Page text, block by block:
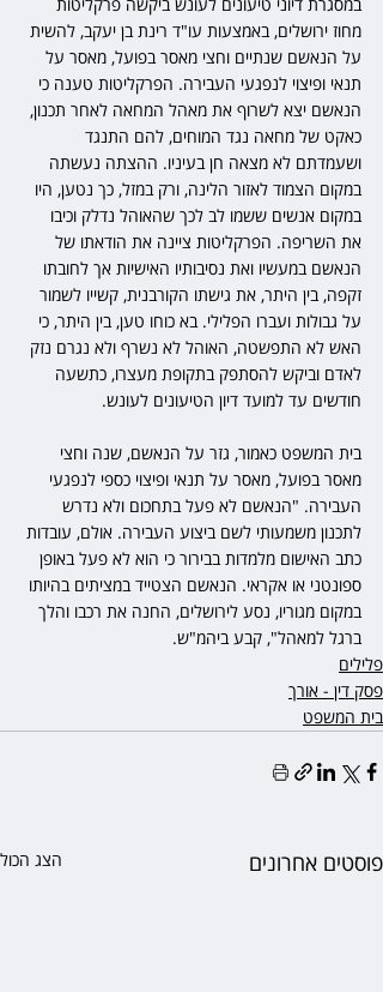
מחוז ירושלים, באמצעות עו"ד רינת בן יעקב, להשית
על הנאשם שנתיים וחצי מאסר בפועל, מאסר על
תנאי ופיצוי לנפגעי העבירה. הפרקליטות טענה כי
הנאשם יצא לשרוף את מאהל המחאה לאחר תכנון,
כאקט של מחאה נגד המוחים, להם התנגד
ושעמדתם לא מצאה חן בעיניו. ההצתה נעשתה
במקום הצמוד לאזור הלינה, ורק במזל, כך נטען, היו
במקום אנשים ששמו לב לכך שהאוהל נדלק וכיבו
את השריפה. הפרקליטות ציינה את הודאתו של
הנאשם במעשיו ואת נסיבותיו האישיות אך לחובתו
זקפה, בין היתר, את גישתו הקורבנית, קשייו לשמור
על גבולות ועברו הפלילי. בא כוחו טען, בין היתר, כי
האש לא התפשטה, האוהל לא נשרף ולא נגרם נזק
לאדם וביקש להסתפק בתקופת מעצרו, כתשעה
חודשים עד למועד דיון הטיעונים לעונש.
בית המשפט כאמור, גזר על הנאשם, שנה וחצי
מאסר בפועל, מאסר על תנאי ופיצוי כספי לנפגעי
העבירה. "הנאשם לא פעל בתחכום ולא נדרש
לתכנון משמעותי לשם ביצוע העבירה. אולם, עובדות
כתב האישום מלמדות בבירור כי הוא לא פעל באופן
ספונטני או אקראי. הנאשם הצטייד במציתים בהיותו
במקום מגוריו, נסע לירושלים, החנה את רכבו והלך
ברגל למאהל", קבע ביהמ"ש.
פלילים
פסק דין - אורך
בית המשפט
פוסטים אחרונים הצג הכול